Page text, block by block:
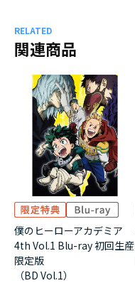
RELATED
関連商品
僕のヒーローアカデミア
4th Vol.1 Blu-ray 初回生産
限定版
（BD Vol.1）